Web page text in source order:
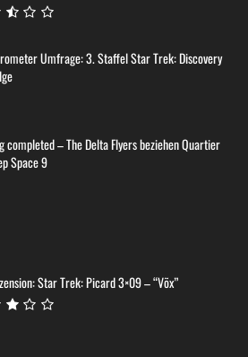
Umfrage: 3. Staffel Star Trek: Discovery
completed – The Delta Flyers beziehen Quartier
Space 9
Star Trek: Picard 3×09 – “Võx”